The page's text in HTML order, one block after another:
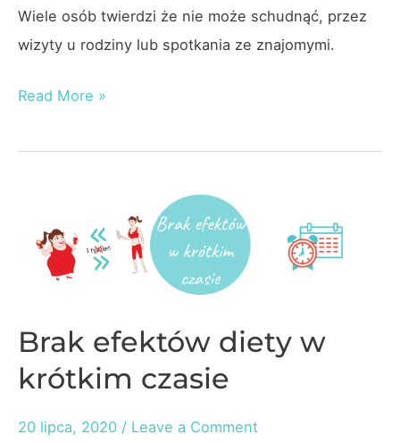
Wiele osób twierdzi że nie może schudnąć, przez
wizyty u rodziny lub spotkania ze znajomymi.
Jak
sobie
rodzinnych
będąc
na
Read More »
Brak efektów diety w
krótkim czasie
20 lipca, 2020 / Leave a Comment